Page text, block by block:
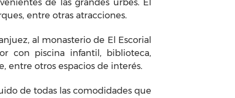
de las grandes urbes. El
entre otras atracciones.
al monasterio de El Escorial
con piscina infantil, biblioteca,
entre otros espacios de interés.
de todas las comodidades que